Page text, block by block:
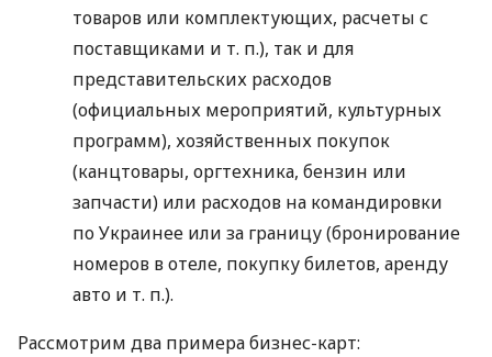
товаров или комплектующих, расчеты с
поставщиками и т. п.), так и для
представительских расходов
(официальных мероприятий, культурных
программ), хозяйственных покупок
(канцтовары, оргтехника, бензин или
запчасти) или расходов на командировки
по Украинее или за границу (бронирование
номеров в отеле, покупку билетов, аренду
авто и т. п.).
Рассмотрим два примера бизнес-карт: